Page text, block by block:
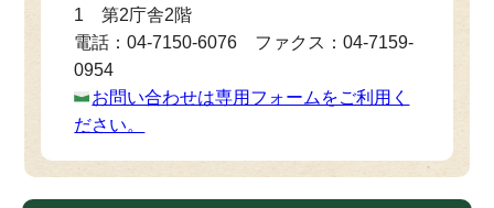
1 第2庁舎2階
電話：04-7150-6076 ファクス：04-7159-
0954
お問い合わせは専用フォームをご利用く
ださい。